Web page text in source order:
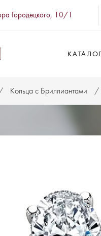
Городецкого, 10/1
Кольца с Бриллиантами